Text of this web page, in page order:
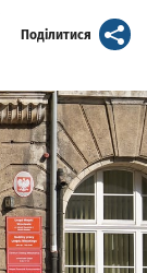
Поділитися artykuł